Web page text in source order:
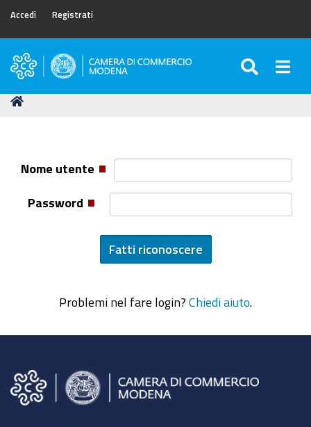
Accedi Registrati
Camera
Commercio
Tu
Nome utente
Password
Problemi nel fare login? Chiedi aiuto